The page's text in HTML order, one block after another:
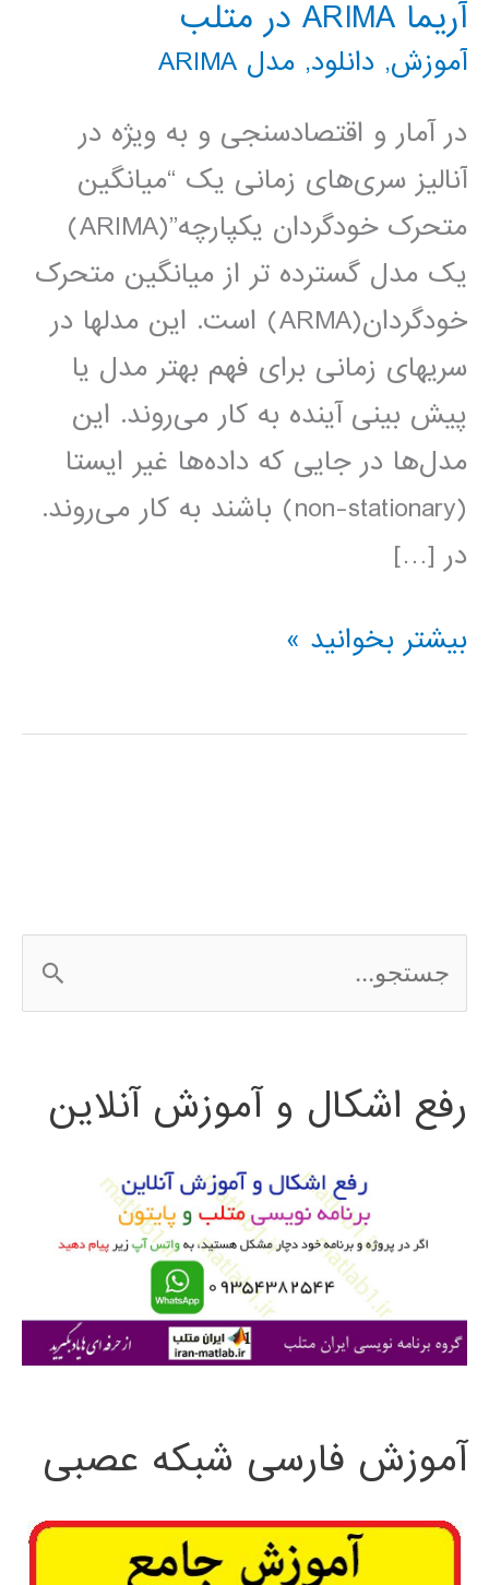
آریما ARIMA در متلب
آموزش, دانلود, مدل ARIMA
در آمار و اقتصادسنجی و به ویژه در
آنالیز سری‌های زمانی یک “میانگین
متحرک خودگردان یکپارچه”(ARIMA)
یک مدل گسترده تر از میانگین متحرک
خودگردان(ARMA) است. این مدلها در
سریهای زمانی برای فهم بهتر مدل یا
پیش بینی آینده به کار می‌روند. این
مدل‌ها در جایی که داده‌ها غیر ایستا
(non-stationary) باشند به کار می‌روند.
در […]
فیلم
فارسی
متلب
بیشتر بخوانید »
س
ج
ی
رفع اشکال و آموزش آنلاین
آموزش فارسی شبکه عصبی